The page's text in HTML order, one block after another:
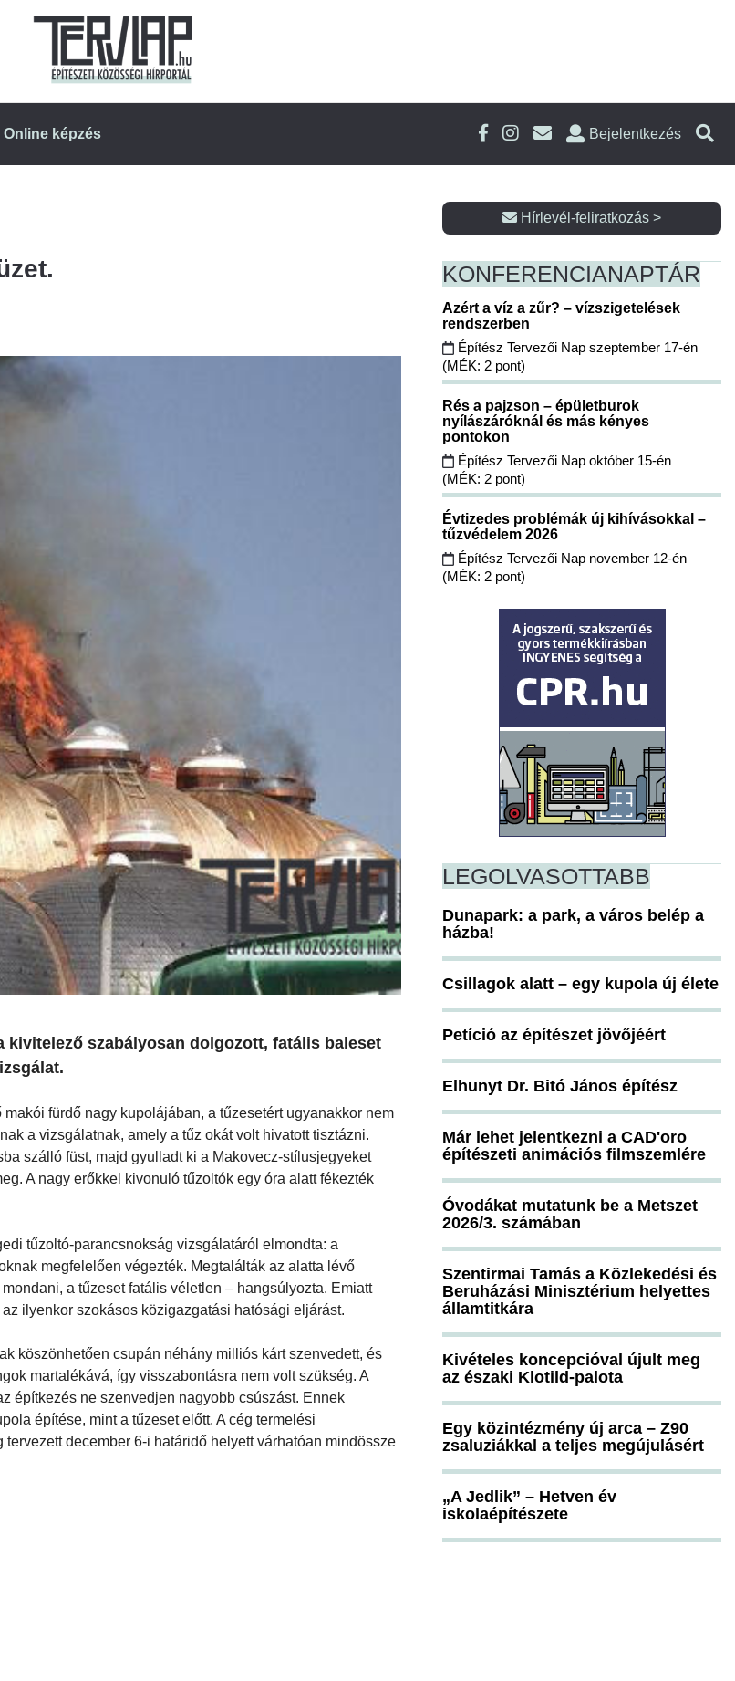
Online képzés Bejelentkezés
kivitelező szabályosan dolgozott, fatális baleset
fürdő nagy kupolájában, a tűzesetért ugyanakkor nem
a vizsgálatnak, amely a tűz okát volt hivatott tisztázni.
szálló füst, majd gyulladt ki a Makovecz-stílusjegyeket
A nagy erőkkel kivonuló tűzoltók egy óra alatt fékezték
tűzoltó-parancsnokság vizsgálatáról elmondta: a
megfelelően végezték. Megtalálták az alatta lévő
a tűzeset fatális véletlen – hangsúlyozta. Emiatt
ilyenkor szokásos közigazgatási hatósági eljárást.
köszönhetően csupán néhány milliós kárt szenvedett, és
martalékává, így visszabontásra nem volt szükség. A
építkezés ne szenvedjen nagyobb csúszást. Ennek
építése, mint a tűzeset előtt. A cég termelési
december 6-i határidő helyett várhatóan mindössze
Hírlevél-feliratkozás >
KONFERENCIANAPTÁR
Azért a víz a zűr? – vízszigetelések
rendszerben
Építész Tervezői Nap szeptember 17-én
(MÉK: 2 pont)
Rés a pajzson – épületburok
nyílászáróknál és más kényes
pontokon
Építész Tervezői Nap október 15-én
(MÉK: 2 pont)
Évtizedes problémák új kihívásokkal –
tűzvédelem 2026
Építész Tervezői Nap november 12-én
(MÉK: 2 pont)
LEGOLVASOTTABB
Dunapark: a park, a város belép a
házba!
Csillagok alatt – egy kupola új élete
Petíció az építészet jövőjéért
Elhunyt Dr. Bitó János építész
Már lehet jelentkezni a CAD'oro
építészeti animációs filmszemlére
Óvodákat mutatunk be a Metszet
2026/3. számában
Szentirmai Tamás a Közlekedési és
Beruházási Minisztérium helyettes
államtitkára
Kivételes koncepcióval újult meg
az északi Klotild-palota
Egy közintézmény új arca – Z90
zsaluziákkal a teljes megújulásért
„A Jedlik” – Hetven év
iskolaépítészete